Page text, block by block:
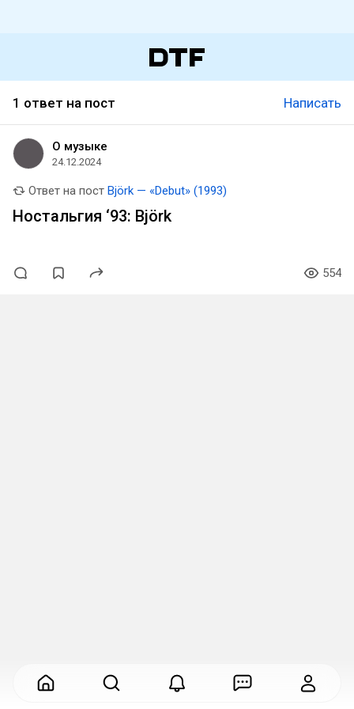
1 ответ на пост Написать
О музыке
24.12.2024
Ответ на пост Björk — «Debut» (1993)
Ностальгия ‘93: Björk
554